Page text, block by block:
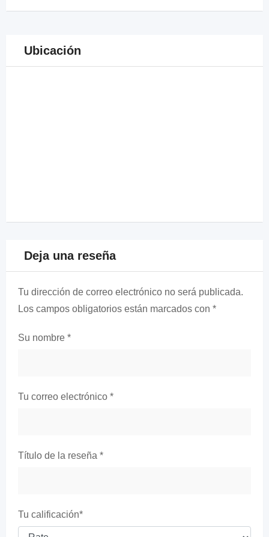
Ubicación
Deja una reseña
Tu dirección de correo electrónico no será publicada.
Los campos obligatorios están marcados con *
Su nombre *
Tu correo electrónico *
Título de la reseña *
Tu calificación*